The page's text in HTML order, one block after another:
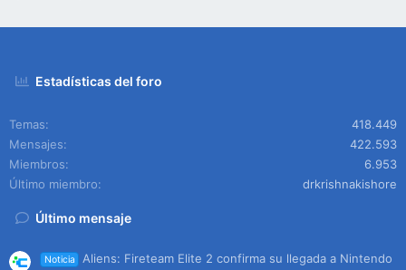
Estadísticas del foro
Temas
418.449
Mensajes
422.593
Miembros
6.953
Último miembro
drkrishnakishore
Último mensaje
Noticia
Aliens: Fireteam Elite 2 confirma su llegada a Nintendo